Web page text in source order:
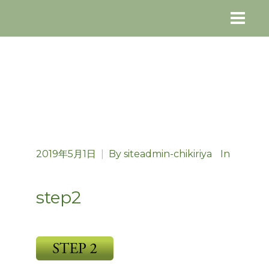
2019年5月1日 By siteadmin-chikiriya In
step2